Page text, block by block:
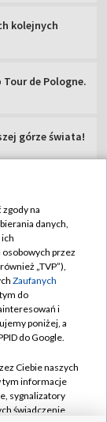
82. Rajd Polski
likwidacji
na
danych,
przez
„TVP”),
Zaufanych
do
i
poniżej, a
do Google.
Ciebie naszych
tym informacje
sygnalizatory
świadczenie